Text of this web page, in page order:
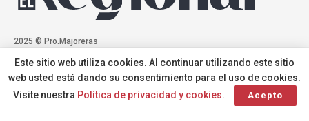
2025 © Pro.Majoreras
Tu medio digital para entender la actualidad del archipiélago.
Síguenos en las RRSS
Este sitio web utiliza cookies. Al continuar utilizando este sitio
web usted está dando su consentimiento para el uso de cookies.
Visite nuestra Política de privacidad y cookies. Acepto